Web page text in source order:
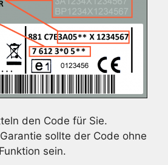
den Code für Sie.
sollte der Code ohne
Funktion sein.